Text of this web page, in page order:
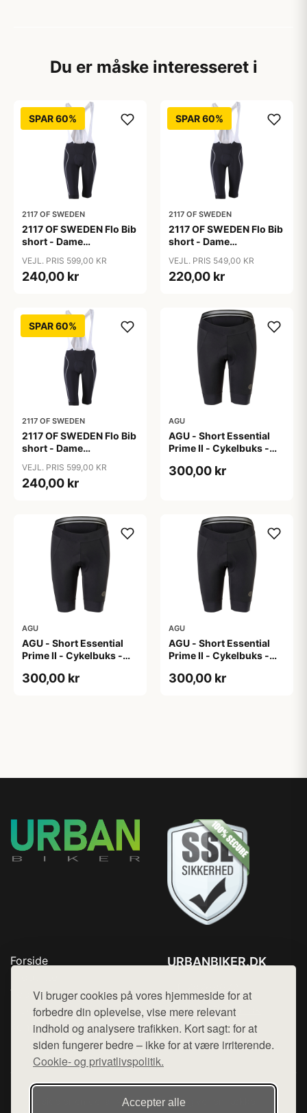
Vi bruger cookies på vores hjemmeside for at
forbedre din oplevelse, vise mere relevant
indhold og analysere trafikken. Kort sagt: for at
siden fungerer bedre – ikke for at være irriterende.
Cookie- og privatlivspolitik.
Accepter alle
Du er måske interesseret i
SPAR 60%
2117 OF SWEDEN
2117 OF SWEDEN Flo Bib
short - Dame
Sort - Str. 36
VEJL. PRIS 599,00 KR
240,00 kr
SPAR 60%
2117 OF SWEDEN
2117 OF SWEDEN Flo Bib
short - Dame
Sort - Str. 38
VEJL. PRIS 549,00 KR
220,00 kr
SPAR 60%
2117 OF SWEDEN
2117 OF SWEDEN Flo Bib
short - Dame
Sort - Str. 40
VEJL. PRIS 599,00 KR
240,00 kr
AGU
AGU - Short Essential
Prime II - Cykelbuks -
300,00 kr
AGU
AGU - Short Essential
Prime II - Cykelbuks -
300,00 kr
AGU
AGU - Short Essential
Prime II - Cykelbuks -
300,00 kr
Forside
Top Rabatter
Blog
Kontakt
URBANBIKER.DK
Mail: hej@want.dk
Cookie- og privatlivspolitik
Denne side er en del af want.dk, der udgiver en række